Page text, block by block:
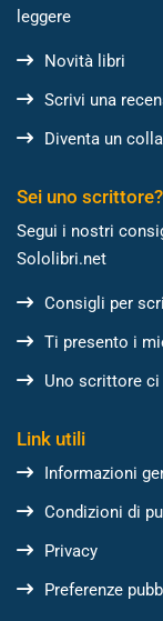
leggere
Novità libri
Scrivi una
Diventa un
Sei uno scrittore?
Segui i nostri
Sololibri.net
Consigli per
Ti presento i
Uno scrittore
Link utili
Informazioni
Condizioni di
Privacy
Preferenze